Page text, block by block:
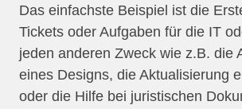
Das einfachste Beispiel ist die
Tickets oder Aufgaben für die IT
jeden anderen Zweck wie z.B. die
eines Designs, die Aktualisierung
oder die Hilfe bei juristischen